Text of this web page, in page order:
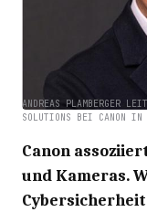
ANDREAS PLAMBERGER
SOLUTIONS BEI CANON IN
Canon
und Kameras.